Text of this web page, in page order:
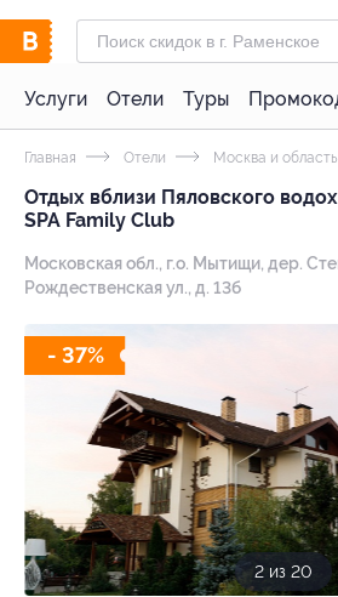
Услуги Отели Туры
Главная Отели Москва и область
Отдых вблизи Пяловского
SPA Family Club
Московская обл., г.о. Мытищи, дер.
Рождественская ул., д. 13б
- 37%
3 из 20